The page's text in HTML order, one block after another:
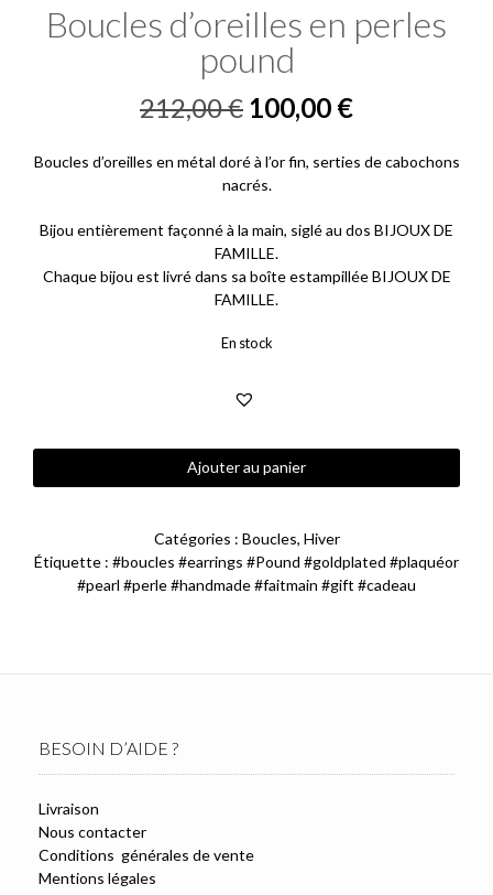
Boucles d’oreilles en perles
pound
212,00€ Le
initial
était :
212,00 €.
100,00 €Le
est :
100,00 €.
Boucles d’oreilles en métal doré à l’or fin, serties de cabochons
nacrés.
Bijou entièrement façonné à la main, siglé au dos BIJOUX DE
FAMILLE.
Chaque bijou est livré dans sa boîte estampillée BIJOUX DE
FAMILLE.
En stock
de
en
perles
Ajouter au panier
Catégories : Boucles, Hiver
Étiquette : #boucles #earrings #Pound #goldplated #plaquéor
#pearl #perle #handmade #faitmain #gift #cadeau
BESOIN D’AIDE ?
Livraison
Nous contacter
Conditions générales de vente
Mentions légales